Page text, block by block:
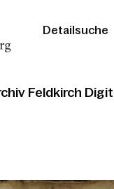
Detailsuche
Feldkirch